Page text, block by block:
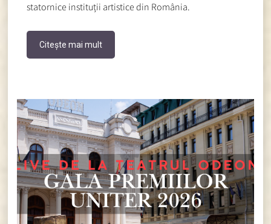
statornice instituții artistice din România.
Citește mai mult
LIVE de la ora 19:00 – covorul
roșu. De la ora 20:00 – spectacolul
Galei